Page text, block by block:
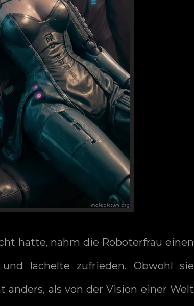
hatte, nahm die Roboterfrau einen
lächelte zufrieden. Obwohl sie
als von der Vision einer Welt